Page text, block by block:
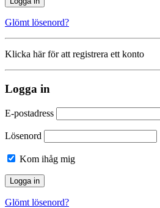
Glömt lösenord?
Klicka här för att registrera ett konto
Logga in
E-postadress
Lösenord
Kom ihåg mig
Glömt lösenord?